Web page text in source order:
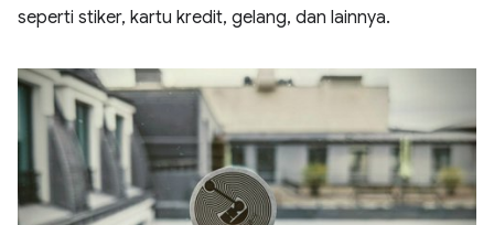
seperti stiker, kartu kredit, gelang, dan lainnya.